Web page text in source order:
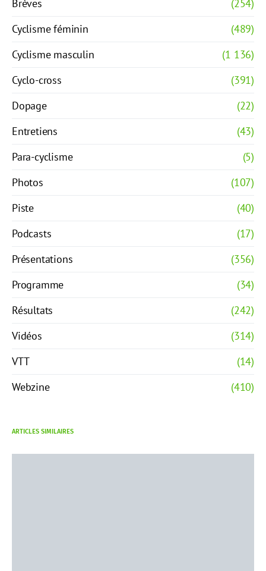
Brèves
(254)
Cyclisme féminin
(489)
Cyclisme masculin
(1 136)
Cyclo-cross
(391)
Dopage
(22)
Entretiens
(43)
Para-cyclisme
(5)
Photos
(107)
Piste
(40)
Podcasts
(17)
Présentations
(356)
Programme
(34)
Résultats
(242)
Vidéos
(314)
VTT
(14)
Webzine
(410)
ARTICLES SIMILAIRES